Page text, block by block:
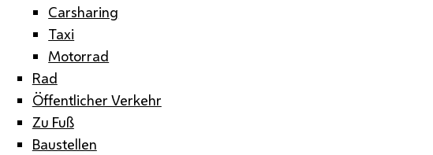
Carsharing
Taxi
Motorrad
Rad
Öffentlicher Verkehr
Zu Fuß
Baustellen